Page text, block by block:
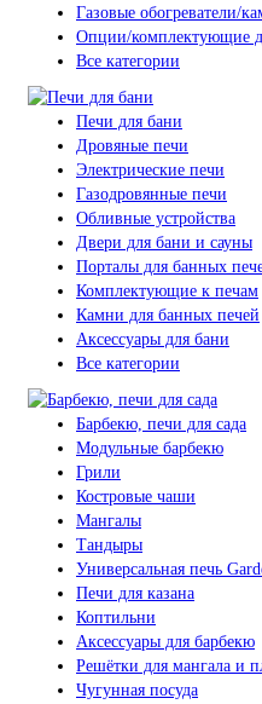
Газовые обогреватели/
Опции/комплектующие
Все категории
Печи для бани
Дровяные печи
Электрические печи
Газодровянные печи
Обливные устройства
Двери для бани и сауны
Порталы для банных
Комплектующие к печам
Камни для банных печей
Аксессуары для бани
Все категории
Барбекю, печи для сада
Модульные барбекю
Грили
Костровые чаши
Мангалы
Тандыры
Универсальная печь
Печи для казана
Коптильни
Аксессуары для барбекю
Решётки для мангала и
Чугунная посуда